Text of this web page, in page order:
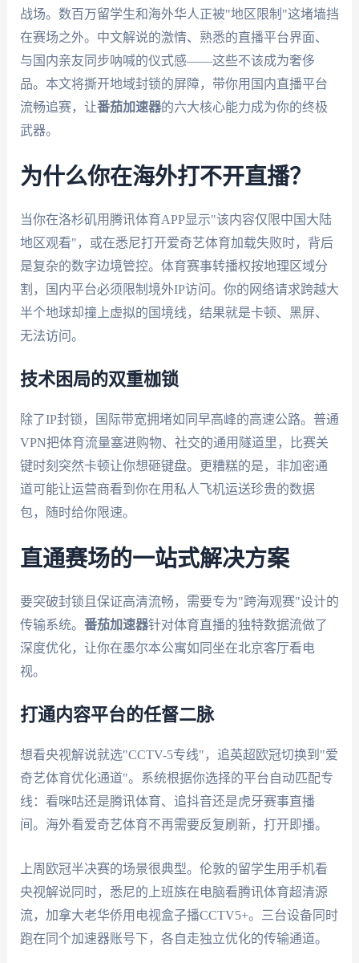
战场。数百万留学生和海外华人正被"地区限制"这堵墙挡
在赛场之外。中文解说的激情、熟悉的直播平台界面、
与国内亲友同步呐喊的仪式感——这些不该成为奢侈
品。本文将撕开地域封锁的屏障，带你用国内直播平台
流畅追赛，让番茄加速器的六大核心能力成为你的终极
武器。
为什么你在海外打不开直播？
当你在洛杉矶用腾讯体育APP显示"该内容仅限中国大陆
地区观看"，或在悉尼打开爱奇艺体育加载失败时，背后
是复杂的数字边境管控。体育赛事转播权按地理区域分
割，国内平台必须限制境外IP访问。你的网络请求跨越大
半个地球却撞上虚拟的国境线，结果就是卡顿、黑屏、
无法访问。
技术困局的双重枷锁
除了IP封锁，国际带宽拥堵如同早高峰的高速公路。普通
VPN把体育流量塞进购物、社交的通用隧道里，比赛关
键时刻突然卡顿让你想砸键盘。更糟糕的是，非加密通
道可能让运营商看到你在用私人飞机运送珍贵的数据
包，随时给你限速。
直通赛场的一站式解决方案
要突破封锁且保证高清流畅，需要专为"跨海观赛"设计的
传输系统。 番茄加速器针对体育直播的独特数据流做了
深度优化，让你在墨尔本公寓如同坐在北京客厅看电
视。
打通内容平台的任督二脉
想看央视解说就选"CCTV-5专线"，追英超欧冠切换到"爱
奇艺体育优化通道"。系统根据你选择的平台自动匹配专
线：看咪咕还是腾讯体育、追抖音还是虎牙赛事直播
间。海外看爱奇艺体育不再需要反复刷新，打开即播。
上周欧冠半决赛的场景很典型。伦敦的留学生用手机看
央视解说同时，悉尼的上班族在电脑看腾讯体育超清源
流，加拿大老华侨用电视盒子播CCTV5+。三台设备同时
跑在同个加速器账号下，各自走独立优化的传输通道。